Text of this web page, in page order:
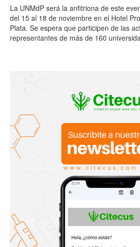
La UNMdP será la anfitriona de este
del 15 al 18 de noviembre en el Hotel
Plata. Se espera que participen de las
representantes de más de 160